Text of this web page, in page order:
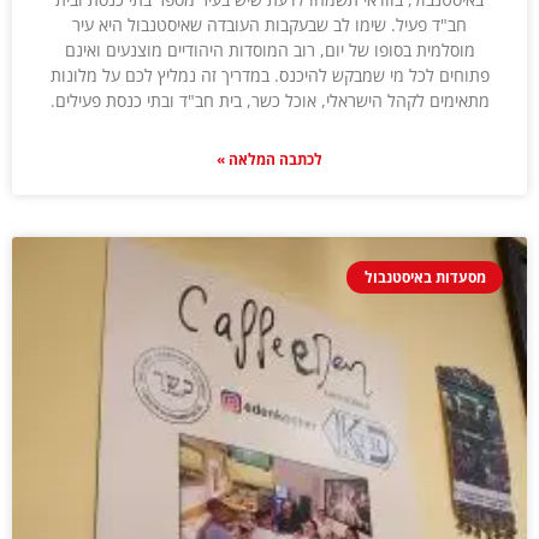
חב"ד פעיל. שימו לב שבעקבות העובדה שאיסטנבול היא עיר
מוסלמית בסופו של יום, רוב המוסדות היהודיים מוצנעים ואינם
פתוחים לכל מי שמבקש להיכנס. במדריך זה נמליץ לכם על מלונות
מתאימים לקהל הישראלי, אוכל כשר, בית חב"ד ובתי כנסת פעילים.
לכתבה המלאה »
מסעדות באיסטנבול